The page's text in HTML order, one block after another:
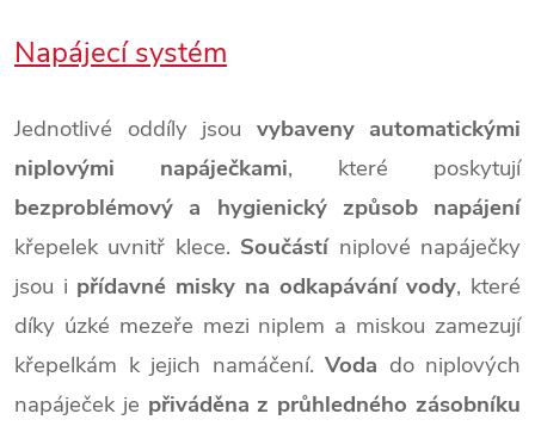
Napájecí systém
Jednotlivé oddíly jsou vybaveny automatickými
niplovými napáječkami, které poskytují
bezproblémový a hygienický způsob napájení
křepelek uvnitř klece. Součástíniplové napáječky
jsou i přídavné misky na odkapávání vody, které
díky úzké mezeře mezi niplem a miskou zamezují
křepelkám k jejich namáčení. Voda do niplových
napáječek je přiváděna z průhledného zásobníku